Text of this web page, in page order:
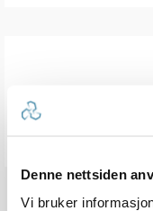
Denne nettsiden
Vi bruker